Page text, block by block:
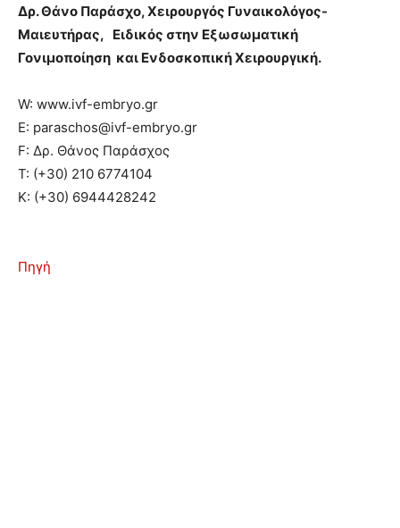
Δρ. Θάνο Παράσχο, Χειρουργός Γυναικολόγος-
Μαιευτήρας, Ειδικός στην Εξωσωματική
Γονιμοποίηση και Ενδοσκοπική Χειρουργική.
W: www.ivf-embryo.gr
E: paraschos@ivf-embryo.gr
F: Δρ. Θάνος Παράσχος
T: (+30) 210 6774104
Κ: (+30) 6944428242
Πηγή